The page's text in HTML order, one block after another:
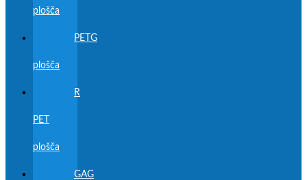
plošča
PETG
plošča
R
PET
plošča
GAG